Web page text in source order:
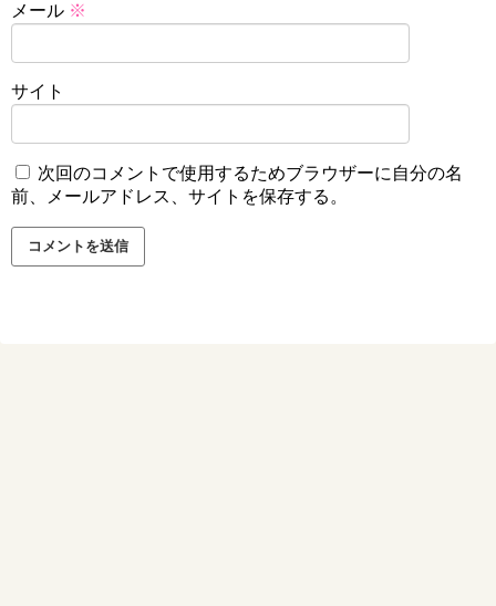
メール ※
サイト
次回のコメントで使用するためブラウザーに自分の名
前、メールアドレス、サイトを保存する。